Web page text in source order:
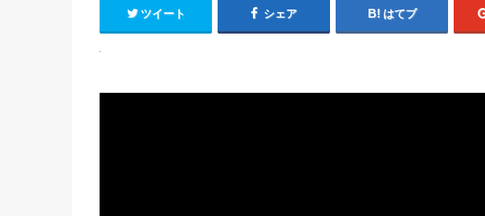
ツイート シェア はてブ